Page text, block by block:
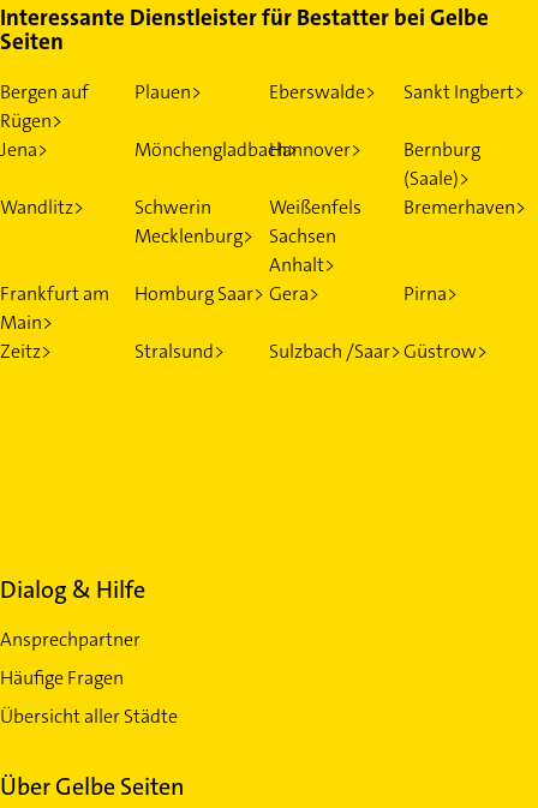
Interessante Dienstleister für Bestatter bei Gelbe
Seiten
Bergen auf
Rügen>
Plauen> Eberswalde> Sankt Ingbert>
Jena> Mönchengladbach>Hannover>
Bernburg
(Saale)>
Wandlitz>
Schwerin
Mecklenburg>
Weißenfels
Sachsen
Anhalt>
Bremerhaven>
Frankfurt am
Main>
Homburg Saar> Gera> Pirna>
Zeitz> Stralsund> Sulzbach /Saar>Güstrow>
Dialog & Hilfe
Ansprechpartner
Häufige Fragen
Übersicht aller Städte
Über Gelbe Seiten